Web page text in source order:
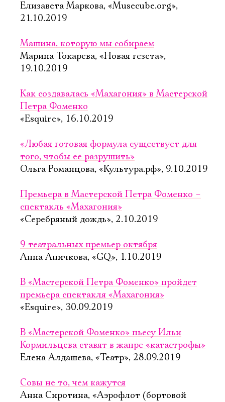
Елизавета Маркова, «Musecube.org»,
21.10.2019
Машина, которую мы собираем
Марина Токарева, «Новая гезета»,
19.10.2019
Как создавалась «Махагония» в Мастерской
Петра Фоменко
«Esquire», 16.10.2019
«Любая готовая формула существует для
того, чтобы ее разрушить»
Ольга Романцова, «Культура.рф», 9.10.2019
Премьера в Мастерской Петра Фоменко –
спектакль «Махагония»
«Серебряный дождь», 2.10.2019
9 театральных премьер октября
Анна Аничкова, «GQ», 1.10.2019
В «Мастерской Петра Фоменко» пройдет
премьера спектакля «Махагония»
«Esquire», 30.09.2019
В «Мастерской Фоменко» пьесу Ильи
Кормильцева ставят в жанре «катастрофы»
Елена Алдашева, «Театр», 28.09.2019
Совы не то, чем кажутся
Анна Сиротина, «Аэрофлот (бортовой